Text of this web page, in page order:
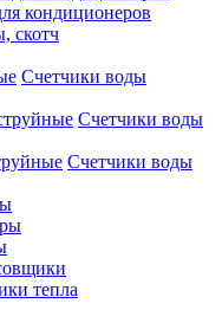
кондиционеров
скотч
Счетчики воды
Счетчики воды
Счетчики воды
тепла